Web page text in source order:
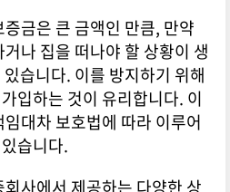
금은 큰 금액인 만큼, 만약
나 집을 떠나야 할 상황이 생
습니다. 이를 방지하기 위해
입하는 것이 유리합니다. 이
대차 보호법에 따라 이루어
습니다.